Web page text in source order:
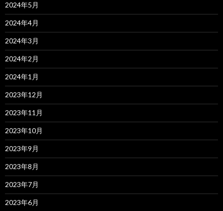
2024年5月
2024年4月
2024年3月
2024年2月
2024年1月
2023年12月
2023年11月
2023年10月
2023年9月
2023年8月
2023年7月
2023年6月